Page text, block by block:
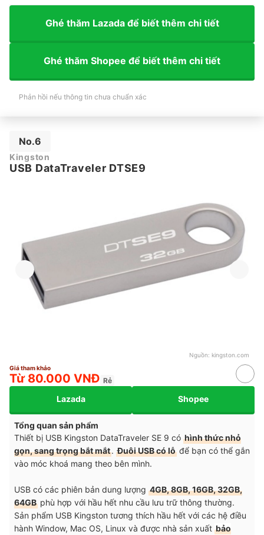
Ghé thăm Lazada để biết thêm chi tiết
Ghé thăm Shopee để biết thêm chi tiết
Phản hồi nếu thông tin chưa chuẩn xác
No.6
Kingston
USB DataTraveler DTSE9
Nguồn: kingston.com
Giá tham khảo
Từ 80.000 VNĐ Rẻ
Lazada Shopee
Tổng quan sản phẩm
Thiết bị USB Kingston DataTraveler SE 9 có hình thức nhỏ
gọn, sang trọng bắt mắt. Đuôi USB có lỗ để bạn có thể gắn
vào móc khoá mang theo bên mình.
USB có các phiên bản dung lượng 4GB, 8GB, 16GB, 32GB,
64GB phù hợp với hầu hết nhu cầu lưu trữ thông thường.
Sản phẩm USB Kingston tương thích hầu hết với các hệ điều
hành Window, Mac OS, Linux và được nhà sản xuất bảo